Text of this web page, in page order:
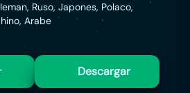
Ruso, Japones, Polaco,
Arabe
Descargar